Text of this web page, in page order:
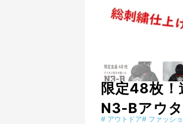
限定48枚！
N3-Bアウ
# アウトドア# ファッシ